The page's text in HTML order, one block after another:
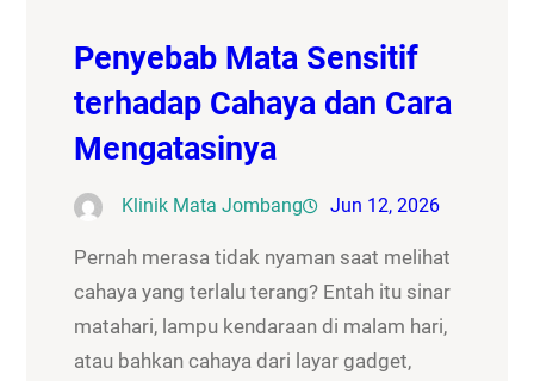
Penyebab Mata Sensitif
terhadap Cahaya dan Cara
Mengatasinya
Klinik Mata Jombang Jun 12, 2026
Pernah merasa tidak nyaman saat melihat
cahaya yang terlalu terang? Entah itu sinar
matahari, lampu kendaraan di malam hari,
atau bahkan cahaya dari layar gadget,